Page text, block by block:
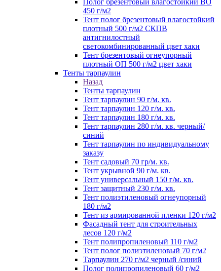
Полог брезентовый влагостойкий ВО
450 г/м2
Тент полог брезентовый влагостойкий
плотный 500 г/м2 СКПВ
антигнилостный
светокомбинированный цвет хаки
Тент брезентовый огнеупорный
плотный ОП 500 г/м2 цвет хаки
Тенты тарпаулин
Назад
Тенты тарпаулин
Тент тарпаулин 90 г/м. кв.
Тент тарпаулин 120 г/м. кв.
Тент тарпаулин 180 г/м. кв.
Тент тарпаулин 280 г/м. кв. черный/
синий
Тент тарпаулин по индивидуальному
заказу
Тент садовый 70 гр/м. кв.
Тент укрывной 90 г/м. кв.
Тент универсальный 150 г/м. кв.
Тент защитный 230 г/м. кв.
Тент полиэтиленовый огнеупорный
180 г/м2
Тент из армированной пленки 120 г/м2
Фасадный тент для строительных
лесов 120 г/м2
Тент полипропиленовый 110 г/м2
Тент полог полиэтиленовый 70 г/м2
Тарпаулин 270 г/м2 черный /синий
Полог полипропиленовый 60 г/м2